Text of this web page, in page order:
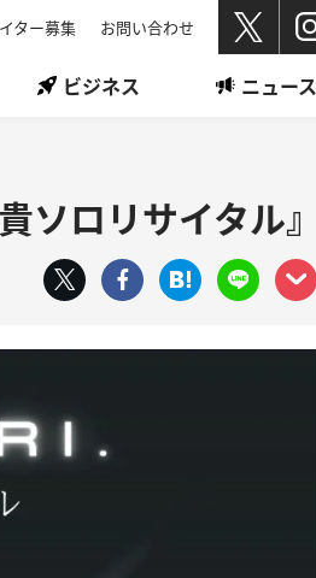
ター募集 お問い合わせ
ビジネス ニュース
ソロリサイタル』